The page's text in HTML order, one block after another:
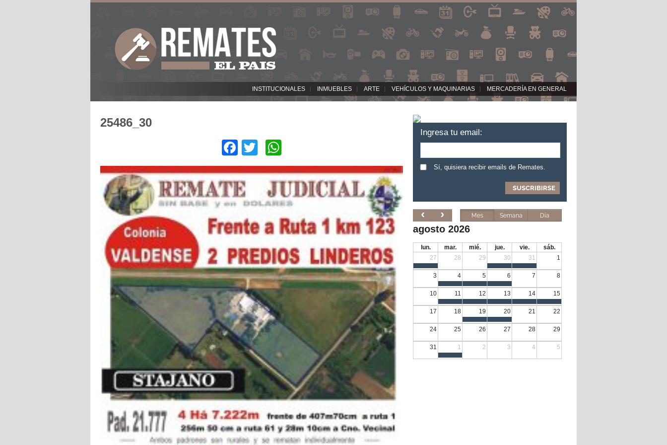
INSTITUCIONALES INMUEBLES ARTE VEHÍCULOS Y MAQUINARIAS MERCADERÍA EN GENERAL
25486_30
Facebook
Twitter
Ingresa tu email:
Sí, quisiera recibir emails de Remates.
Mes Semana Día
agosto 2026
lun. mar. mié. jue. vie.
sáb.
27
28 29 30 31 1
3 4 5 6 7 8
10 11 12 13 14 15
17 18 19 20 21 22
24 25 26 27 28 29
31 1 2 3 4 5